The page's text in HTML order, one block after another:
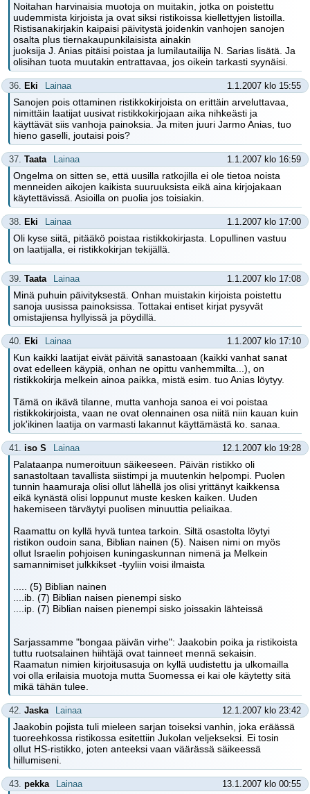
Noitahan harvinaisia muotoja on muitakin, jotka on poistettu
uudemmista kirjoista ja ovat siksi ristikoissa kiellettyjen listoilla.
Ristisanakirjakin kaipaisi päivitystä joidenkin vanhojen sanojen
osalta plus tiernakaupunkilaisista ainakin
juoksija J. Anias pitäisi poistaa ja lumilautailija N. Sarias lisätä. Ja
olisihan tuota muutakin entrattavaa, jos oikein tarkasti syynäisi.
36. Eki Lainaa 1.1.2007 klo 15:55
Sanojen pois ottaminen ristikkokirjoista on erittäin arveluttavaa,
nimittäin laatijat uusivat ristikkokirjojaan aika nihkeästi ja
käyttävät siis vanhoja painoksia. Ja miten juuri Jarmo Anias, tuo
hieno gaselli, joutaisi pois?
37. Taata Lainaa 1.1.2007 klo 16:59
Ongelma on sitten se, että uusilla ratkojilla ei ole tietoa noista
menneiden aikojen kaikista suuruuksista eikä aina kirjojakaan
käytettävissä. Asioilla on puolia jos toisiakin.
38. Eki Lainaa 1.1.2007 klo 17:00
Oli kyse siitä, pitääkö poistaa ristikkokirjasta. Lopullinen vastuu
on laatijalla, ei ristikkokirjan tekijällä.
39. Taata Lainaa 1.1.2007 klo 17:08
Minä puhuin päivityksestä. Onhan muistakin kirjoista poistettu
sanoja uusissa painoksissa. Tottakai entiset kirjat pysyvät
omistajiensa hyllyissä ja pöydillä.
40. Eki Lainaa 1.1.2007 klo 17:10
Kun kaikki laatijat eivät päivitä sanastoaan (kaikki vanhat sanat
ovat edelleen käypiä, onhan ne opittu vanhemmilta...), on
ristikkokirja melkein ainoa paikka, mistä esim. tuo Anias löytyy.
Tämä on ikävä tilanne, mutta vanhoja sanoa ei voi poistaa
ristikkokirjoista, vaan ne ovat olennainen osa niitä niin kauan kuin
jok'ikinen laatija on varmasti lakannut käyttämästä ko. sanaa.
41. iso S Lainaa 12.1.2007 klo 19:28
Palataanpa numeroituun säikeeseen. Päivän ristikko oli
sanastoltaan tavallista siistimpi ja muutenkin helpompi. Puolen
tunnin haamuraja olisi ollut lähellä jos olisi yrittänyt kaikkensa
eikä kynästä olisi loppunut muste kesken kaiken. Uuden
hakemiseen tärväytyi puolisen minuuttia peliaikaa.
Raamattu on kyllä hyvä tuntea tarkoin. Siltä osastolta löytyi
ristikon oudoin sana, Biblian nainen (5). Naisen nimi on myös
ollut Israelin pohjoisen kuningaskunnan nimenä ja Melkein
samannimiset julkkikset -tyyliin voisi ilmaista
..... (5) Biblian nainen
....ib. (7) Biblian naisen pienempi sisko
....ip. (7) Biblian naisen pienempi sisko joissakin lähteissä
Sarjassamme "bongaa päivän virhe": Jaakobin poika ja ristikoista
tuttu ruotsalainen hiihtäjä ovat tainneet mennä sekaisin.
Raamatun nimien kirjoitusasuja on kyllä uudistettu ja ulkomailla
voi olla erilaisia muotoja mutta Suomessa ei kai ole käytetty sitä
mikä tähän tulee.
42. Jaska Lainaa 12.1.2007 klo 23:42
Jaakobin pojista tuli mieleen sarjan toiseksi vanhin, joka eräässä
tuoreehkossa ristikossa esitettiin Jukolan veljekseksi. Ei tosin
ollut HS-ristikko, joten anteeksi vaan väärässä säikeessä
hillumiseni.
43. pekka Lainaa 13.1.2007 klo 00:55